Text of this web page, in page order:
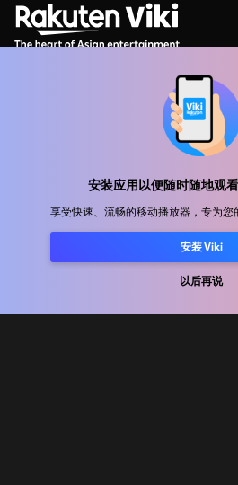
安装应用以便随时随地观
享受快速、流畅的移动播放器，专为
安装 Viki
以后再说
发行合作
新闻中心
使用条款